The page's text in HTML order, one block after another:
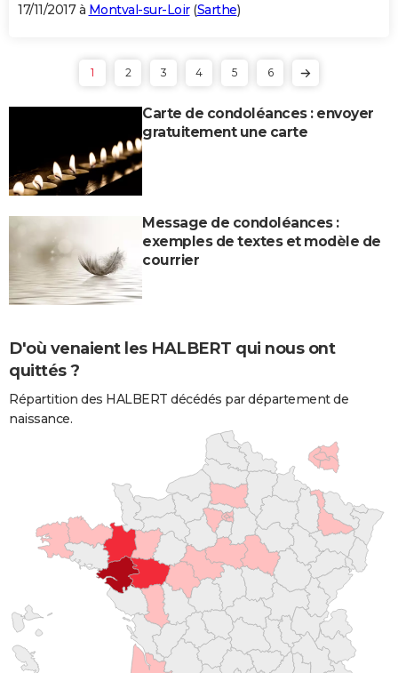
17/11/2017 à Montval-sur-Loir(Sarthe)
1 2 3 4 5 6
Carte de condoléances : envoyer
gratuitement une carte
Message de condoléances :
exemples de textes et modèle de
courrier
D'où venaient les HALBERT qui nous ont
quittés ?
Répartition des HALBERT décédés par département de
naissance.